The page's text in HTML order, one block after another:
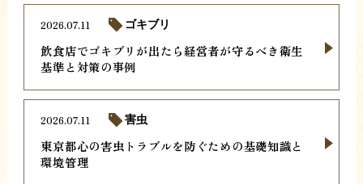
飲食店でゴキブリが出たら経営者が守るべき衛生
基準と対策の事例
2026.07.11 ゴキブリ
東京都心の害虫トラブルを防ぐための基礎知識と
環境管理
2026.07.11 害虫